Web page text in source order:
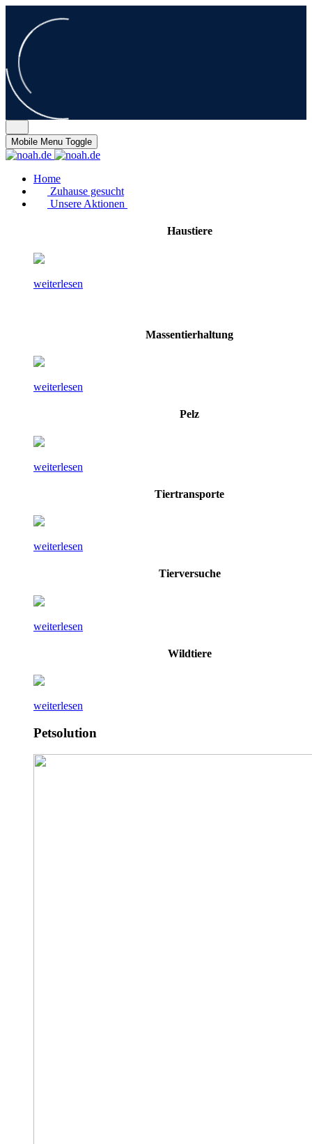
Mobile Menu Toggle
Home
Zuhause gesucht
Unsere Aktionen
Haustiere
weiterlesen
Massentierhaltung
weiterlesen
Pelz
weiterlesen
Tiertransporte
weiterlesen
Tierversuche
weiterlesen
Wildtiere
weiterlesen
Petsolution